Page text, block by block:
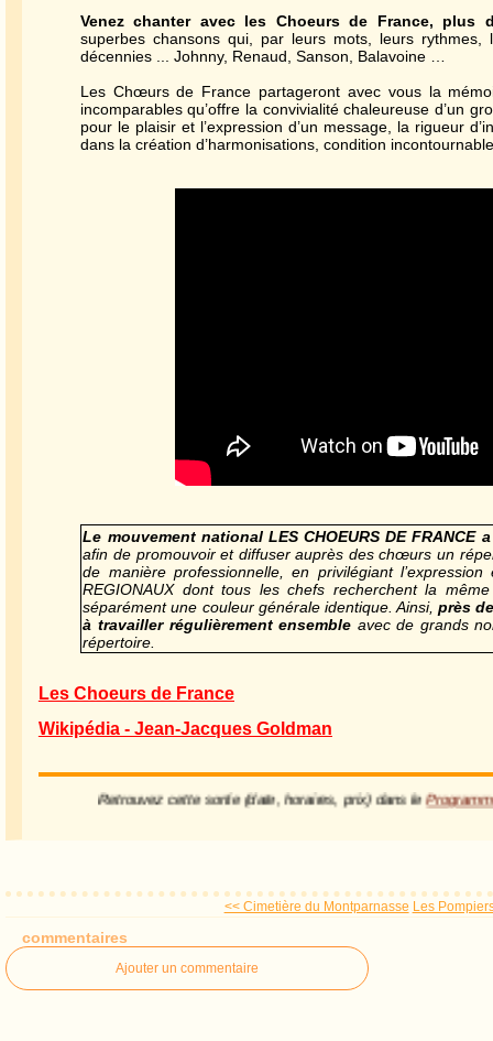
Venez chanter avec les Choeurs de France, plus
superbes chansons qui, par leurs mots, leurs
décennies ... Johnny, Renaud, Sanson, Balavoine …
Les Chœurs de France partageront avec vous la
incomparables qu’offre la convivialité chaleureuse d’un
pour le plaisir et l’expression d’un message, la rigueur
dans la création d’harmonisations, condition
Le mouvement national LES CHOEURS DE FRANCE
afin de promouvoir et diffuser auprès des chœurs un
de manière professionnelle, en privilégiant
REGIONAUX dont tous les chefs recherchent la
séparément une couleur générale identique. Ainsi, près
à travailler régulièrement ensemble avec de grands
répertoire.
Les Choeurs de France
Wikipédia - Jean-Jacques Goldman
Retrouvez cette sortie (date, horaires, prix) dans le
<< Cimetière du Montparnasse Les
commentaires
Ajouter un commentaire